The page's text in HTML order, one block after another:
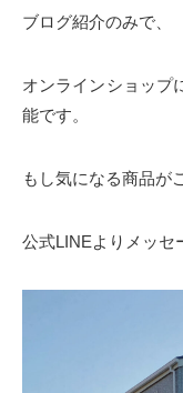
ブログ紹介のみで、
オンラインショップ
能です。
もし気になる商品が
公式LINEよりメッセ